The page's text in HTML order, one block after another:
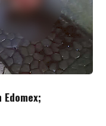
Edomex;